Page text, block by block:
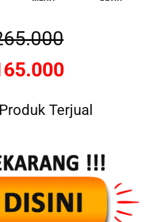
Terjual